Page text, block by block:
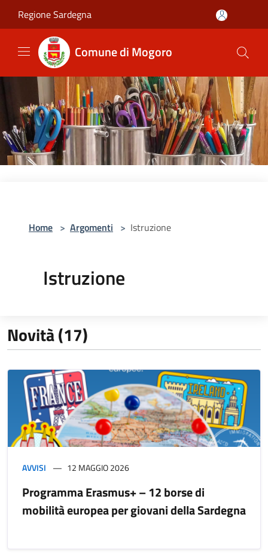
Regione Sardegna
Comune di Mogoro
Home > Argomenti > Istruzione
Istruzione
Novità (17)
AVVISI 12 MAGGIO 2026
Programma Erasmus+ – 12 borse di
mobilità europea per giovani della Sardegna